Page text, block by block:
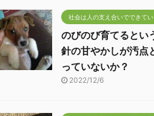
社会は人の支え合いでできてい
のびのび育てるとい
針の甘やかしが汚点
っていないか？
2022/12/6